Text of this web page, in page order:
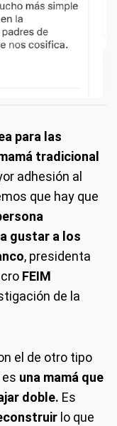
para las
tradicional
adhesión al
que hay que
gustar a los
, presidenta
FEIM
de la
el de otro tipo
una mamá que
doble. Es
lo que